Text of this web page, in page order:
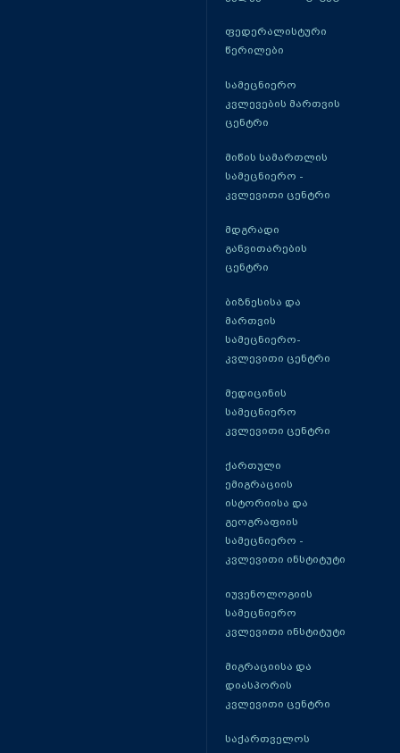
ფედერალისტური
წერილები
სამეცნიერო
კვლევების მართვის
ცენტრი
მიწის სამართლის
სამეცნიერო -
კვლევითი ცენტრი
მდგრადი
განვითარების
ცენტრი
ბიზნესისა და
მართვის
სამეცნიერო-
კვლევითი ცენტრი
მედიცინის
სამეცნიერო
კვლევითი ცენტრი
ქართული
ემიგრაციის
ისტორიისა და
გეოგრაფიის
სამეცნიერო -
კვლევითი ინსტიტუტი
იუვენოლოგიის
სამეცნიერო
კვლევითი ინსტიტუტი
მიგრაციისა და
დიასპორის
კვლევითი ცენტრი
საქართველოს